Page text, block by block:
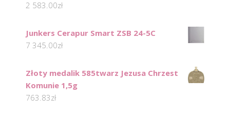
2 583.00zł
Junkers Cerapur Smart ZSB 24-5C
7 345.00zł
Złoty medalik 585twarz Jezusa Chrzest
Komunie 1,5g
763.83zł